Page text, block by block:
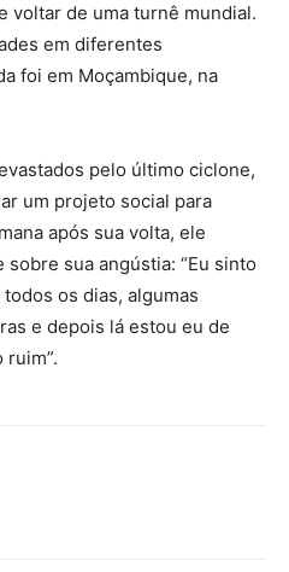
voltar de uma turnê mundial.
em diferentes
foi em Moçambique, na
pelo último ciclone,
um projeto social para
após sua volta, ele
sua angústia: “Eu sinto
os dias, algumas
e depois lá estou eu de